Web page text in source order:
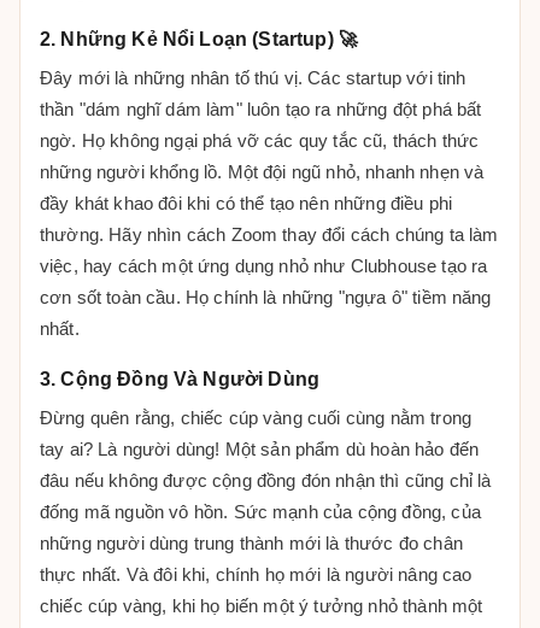
2. Những Kẻ Nổi Loạn (Startup) 🚀
Đây mới là những nhân tố thú vị. Các startup với tinh
thần "dám nghĩ dám làm" luôn tạo ra những đột phá bất
ngờ. Họ không ngại phá vỡ các quy tắc cũ, thách thức
những người khổng lồ. Một đội ngũ nhỏ, nhanh nhẹn và
đầy khát khao đôi khi có thể tạo nên những điều phi
thường. Hãy nhìn cách Zoom thay đổi cách chúng ta làm
việc, hay cách một ứng dụng nhỏ như Clubhouse tạo ra
cơn sốt toàn cầu. Họ chính là những "ngựa ô" tiềm năng
nhất.
3. Cộng Đồng Và Người Dùng
Đừng quên rằng, chiếc cúp vàng cuối cùng nằm trong
tay ai? Là người dùng! Một sản phẩm dù hoàn hảo đến
đâu nếu không được cộng đồng đón nhận thì cũng chỉ là
đống mã nguồn vô hồn. Sức mạnh của cộng đồng, của
những người dùng trung thành mới là thước đo chân
thực nhất. Và đôi khi, chính họ mới là người nâng cao
chiếc cúp vàng, khi họ biến một ý tưởng nhỏ thành một